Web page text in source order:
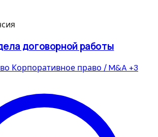
договорной работы
Корпоративное право / M&A +3